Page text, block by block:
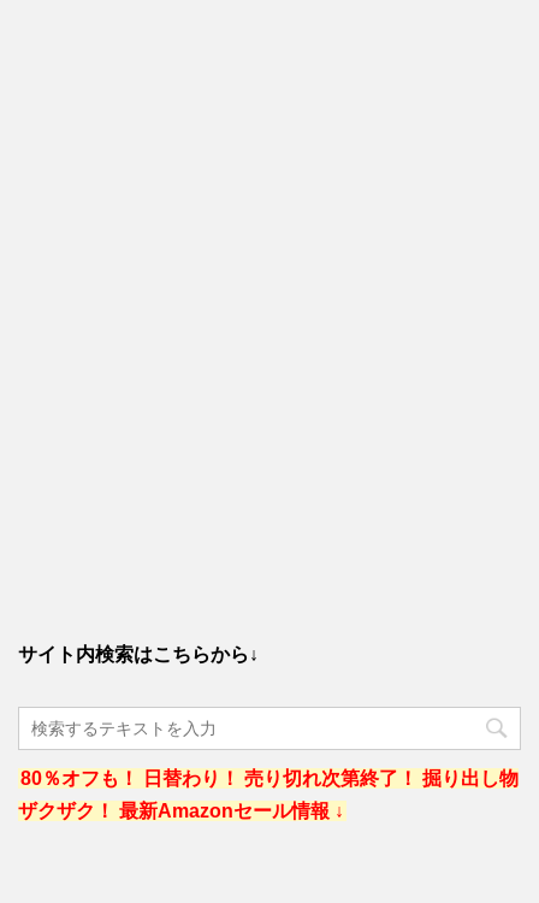
サイト内検索はこちらから↓
80％オフも！ 日替わり！ 売り切れ次第終了！ 掘り出し物
ザクザク！ 最新Amazonセール情報 ↓